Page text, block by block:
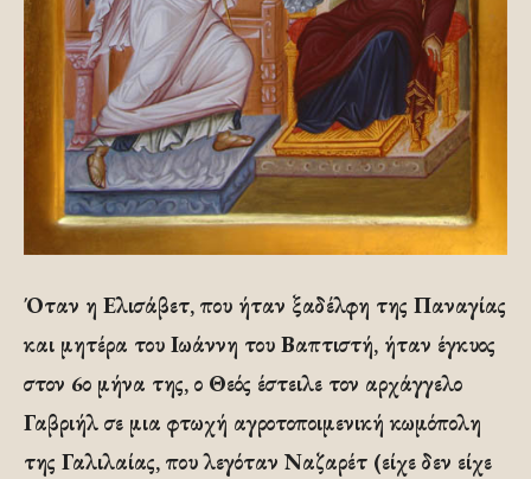
Όταν η Ελισάβετ, που ήταν ξαδέλφη της Παναγίας
και μητέρα του Ιωάννη του Βαπτιστή, ήταν έγκυος
στον 6ο μήνα της, ο Θεός έστειλε τον αρχάγγελο
Γαβριήλ σε μια φτωχή αγροτοποιμενική κωμόπολη
της Γαλιλαίας, που λεγόταν Ναζαρέτ (είχε δεν είχε